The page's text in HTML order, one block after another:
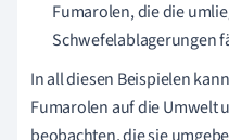
Fumarolen, die die
Schwefelablagerungen
In all diesen Beispielen
Fumarolen auf die Umwelt
beobachten, die sie